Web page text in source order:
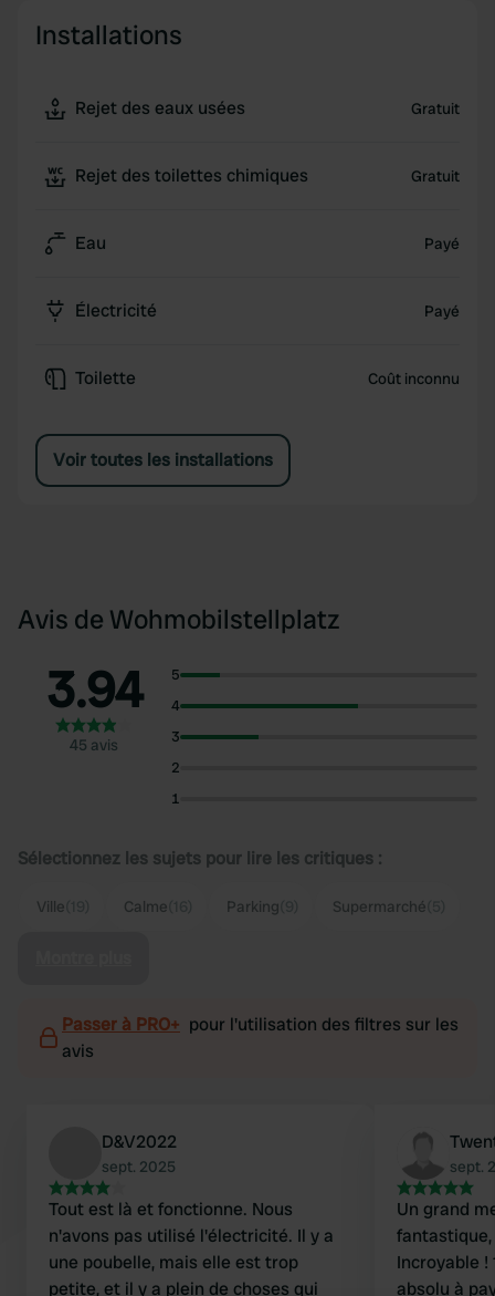
Installations
Rejet des eaux usées Gratuit
Rejet des toilettes chimiques Gratuit
Eau Payé
Électricité Payé
Toilette Coût inconnu
Voir toutes les installations
Avis de Wohmobilstellplatz
3.94
45 avis
5
4
3
2
1
Sélectionnez les sujets pour lire les critiques :
Ville Calme Parking Supermarché
Passer à PRO+ pour l'utilisation des filtres sur les
avis
D&V2022
sept. 2025
Tout est là et fonctionne. Nous
n'avons pas utilisé l'électricité. Il y a
une poubelle, mais elle est trop
petite, et il y a plein de choses qui
sept.
Un grand
Incroyable !
absolu à